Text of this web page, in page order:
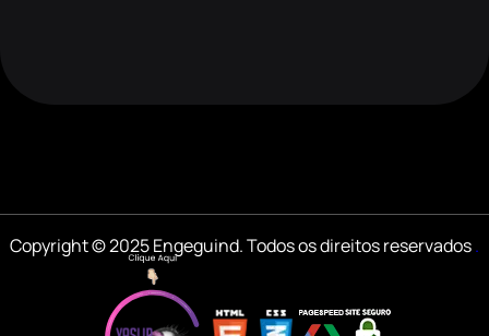
Copyright © 2025 Engeguind. Todos os direitos reservados.